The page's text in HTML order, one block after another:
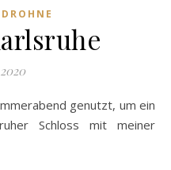
DROHNE
Schloss mit meiner